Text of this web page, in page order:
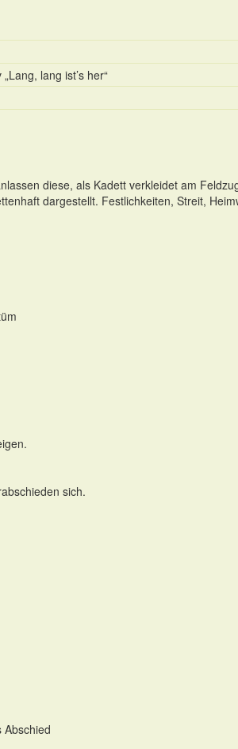
lang ist’s her“
diese, als Kadett verkleidet am
dargestellt. Festlichkeiten, Streit,
sich.
Abschied